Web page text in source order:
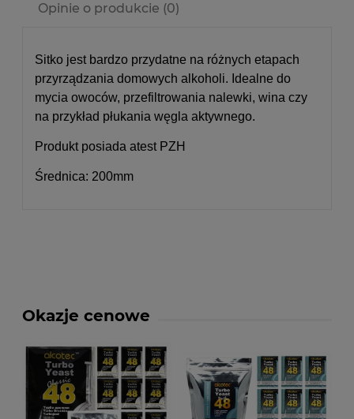
Opinie o produkcie (0)
Sitko jest bardzo przydatne na różnych etapach
przyrządzania domowych alkoholi. Idealne do
mycia owoców, przefiltrowania nalewki, wina czy
na przykład płukania węgla aktywnego.
Produkt posiada atest PZH
Średnica: 200mm
Okazje cenowe